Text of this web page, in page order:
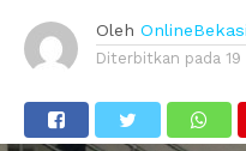
Oleh
Diterbitkan pada